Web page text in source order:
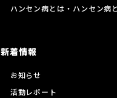
ハンセン病とは・ハンセン病
新着情報
お知らせ
活動レポート